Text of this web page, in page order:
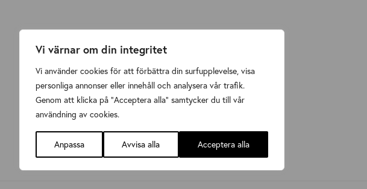
Vi värnar om din integritet
Vi använder cookies för att förbättra din surfupplevelse, visa
personliga annonser eller innehåll och analysera vår trafik.
Genom att klicka på "Acceptera alla" samtycker du till vår
användning av cookies.
Anpassa Avvisa alla Acceptera alla